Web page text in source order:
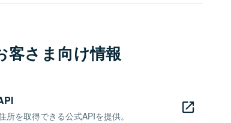
客さま向け情報
を取得できる公式APIを提供。